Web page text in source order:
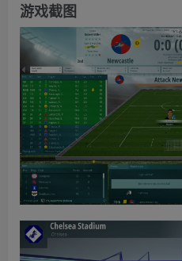
游戏截图